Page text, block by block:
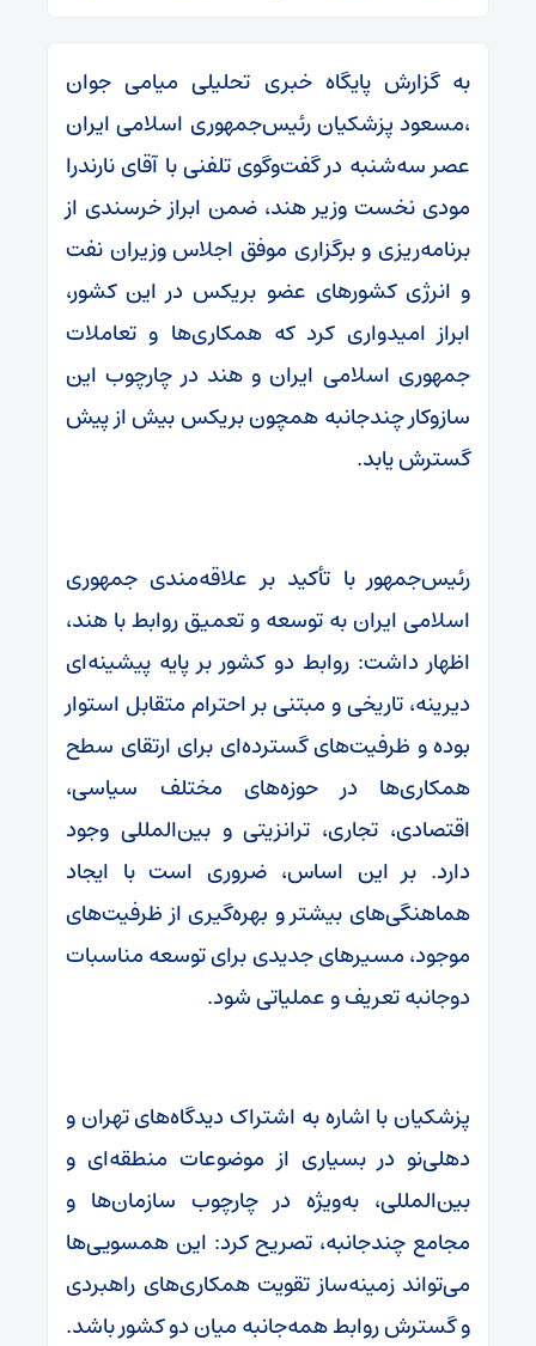
به گزارش پایگاه خبری تحلیلی میامی جوان
،مسعود پزشکیان رئیس‌جمهوری اسلامی ایران
عصر سه‌شنبه در گفت‌وگوی تلفنی با آقای نارندرا
مودی نخست وزیر هند، ضمن ابراز خرسندی از
برنامه‌ریزی و برگزاری موفق اجلاس وزیران نفت
و انرژی کشورهای عضو بریکس در این کشور،
ابراز امیدواری کرد که همکاری‌ها و تعاملات
جمهوری اسلامی ایران و هند در چارچوب این
سازوکار چندجانبه همچون بریکس بیش از پیش
گسترش یابد.
رئیس‌جمهور با تأکید بر علاقه‌مندی جمهوری
اسلامی ایران به توسعه و تعمیق روابط با هند،
اظهار داشت: روابط دو کشور بر پایه پیشینه‌ای
دیرینه، تاریخی و مبتنی بر احترام متقابل استوار
بوده و ظرفیت‌های گسترده‌ای برای ارتقای سطح
همکاری‌ها در حوزه‌های مختلف سیاسی،
اقتصادی، تجاری، ترانزیتی و بین‌المللی وجود
دارد. بر این اساس، ضروری است با ایجاد
هماهنگی‌های بیشتر و بهره‌گیری از ظرفیت‌های
موجود، مسیرهای جدیدی برای توسعه مناسبات
دوجانبه تعریف و عملیاتی شود.
پزشکیان با اشاره به اشتراک دیدگاه‌های تهران و
دهلی‌نو در بسیاری از موضوعات منطقه‌ای و
بین‌المللی، به‌ویژه در چارچوب سازمان‌ها و
مجامع چندجانبه، تصریح کرد: این همسویی‌ها
می‌تواند زمینه‌ساز تقویت همکاری‌های راهبردی
و گسترش روابط همه‌جانبه میان دو کشور باشد.